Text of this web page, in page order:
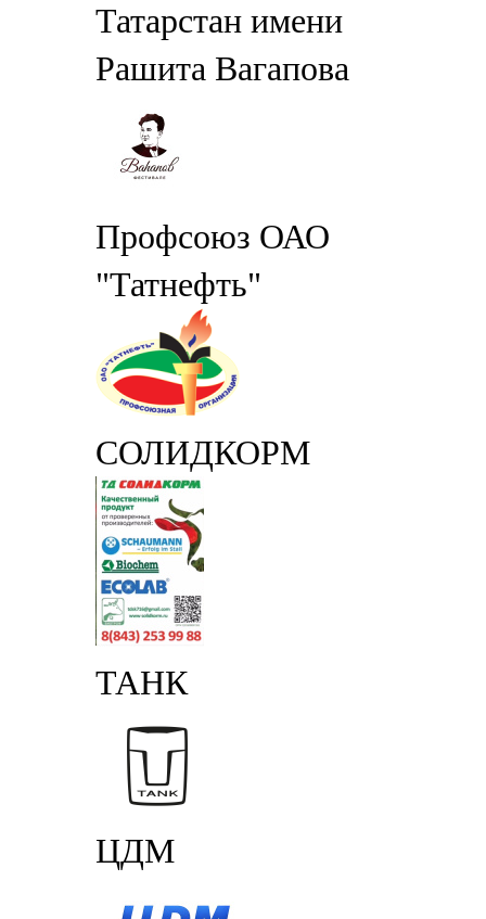
Татарстан имени
Рашита Вагапова
Профсоюз ОАО
"Татнефть"
СОЛИДКОРМ
ТАНК
ЦДМ